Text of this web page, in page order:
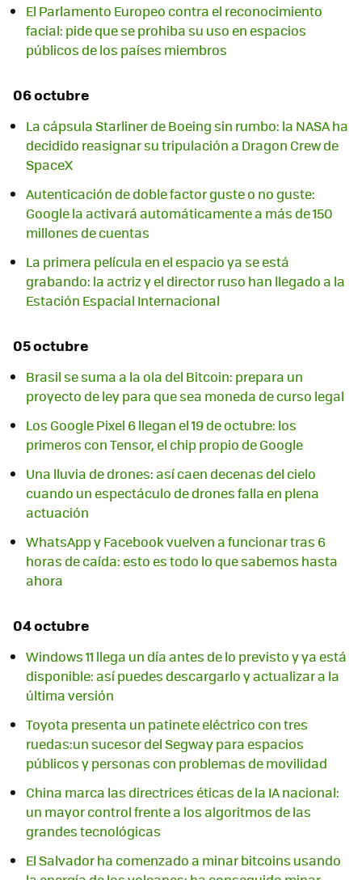
El Parlamento Europeo contra el reconocimiento
facial: pide que se prohiba su uso en espacios
públicos de los países miembros
06 octubre
La cápsula Starliner de Boeing sin rumbo: la NASA ha
decidido reasignar su tripulación a Dragon Crew de
SpaceX
Autenticación de doble factor guste o no guste:
Google la activará automáticamente a más de 150
millones de cuentas
La primera película en el espacio ya se está
grabando: la actriz y el director ruso han llegado a la
Estación Espacial Internacional
05 octubre
Brasil se suma a la ola del Bitcoin: prepara un
proyecto de ley para que sea moneda de curso legal
Los Google Pixel 6 llegan el 19 de octubre: los
primeros con Tensor, el chip propio de Google
Una lluvia de drones: así caen decenas del cielo
cuando un espectáculo de drones falla en plena
actuación
WhatsApp y Facebook vuelven a funcionar tras 6
horas de caída: esto es todo lo que sabemos hasta
ahora
04 octubre
Windows 11 llega un día antes de lo previsto y ya está
disponible: así puedes descargarlo y actualizar a la
última versión
Toyota presenta un patinete eléctrico con tres
ruedas:un sucesor del Segway para espacios
públicos y personas con problemas de movilidad
China marca las directrices éticas de la IA nacional:
un mayor control frente a los algoritmos de las
grandes tecnológicas
El Salvador ha comenzado a minar bitcoins usando